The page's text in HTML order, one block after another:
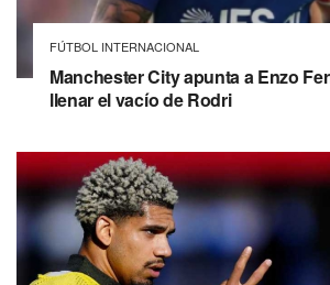
FÚTBOL INTERNACIONAL
Manchester City apunta a Enzo
llenar el vacío de Rodri